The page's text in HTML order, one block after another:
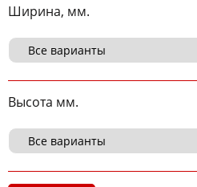
Ширина, мм.
Высота мм.